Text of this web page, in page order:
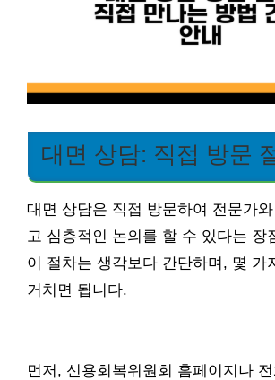
대면 상담: 직접 방문
대면 상담은 직접 방문하여 전문가
고 심층적인 논의를 할 수 있다는 장
이 절차는 생각보다 간단하며, 몇 가
거치면 됩니다.
먼저, 신용회복위원회 홈페이지나